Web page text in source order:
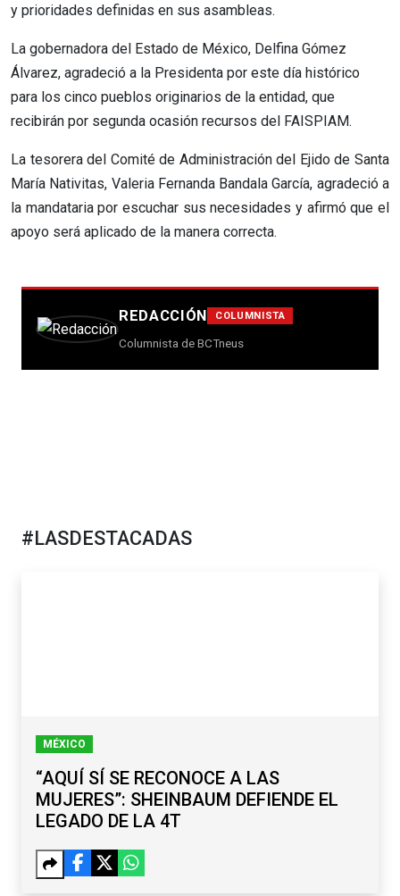
y prioridades definidas en sus asambleas.
La gobernadora del Estado de México, Delfina Gómez
Álvarez, agradeció a la Presidenta por este día histórico
para los cinco pueblos originarios de la entidad, que
recibirán por segunda ocasión recursos del FAISPIAM.
La tesorera del Comité de Administración del Ejido de Santa
María Nativitas, Valeria Fernanda Bandala García, agradeció a
la mandataria por escuchar sus necesidades y afirmó que el
apoyo será aplicado de la manera correcta.
REDACCIÓN COLUMNISTA
Columnista de BCTneus
#LASDESTACADAS
MÉXICO
“AQUÍ SÍ SE RECONOCE A LAS
MUJERES”: SHEINBAUM DEFIENDE EL
LEGADO DE LA 4T